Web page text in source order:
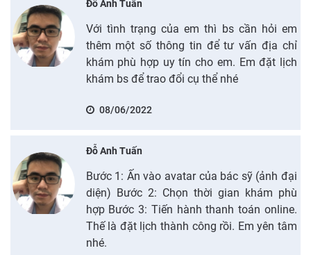
Đỗ Anh Tuấn
Với tình trạng của em thì bs cần hỏi em
thêm một số thông tin để tư vấn địa chỉ
khám phù hợp uy tín cho em. Em đặt lịch
khám bs để trao đổi cụ thể nhé
08/06/2022
Đỗ Anh Tuấn
Bước 1: Ấn vào avatar của bác sỹ (ảnh đại
diện) Bước 2: Chọn thời gian khám phù
hợp Bước 3: Tiến hành thanh toán online.
Thế là đặt lịch thành công rồi. Em yên tâm
nhé.